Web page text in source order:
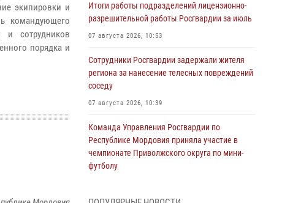
экипировки и
командующего
сотрудников
порядка и
Итоги работы подразделений лицензионно-
разрешительной работы Росгвардии за июль
07 августа 2026, 10:53
Сотрудники Росгвардии задержали жителя
региона за нанесение телесных повреждений
соседу
07 августа 2026, 10:39
Команда Управления Росгвардии по
Республике Мордовия приняла участие в
чемпионате Приволжского округа по мини-
футболу